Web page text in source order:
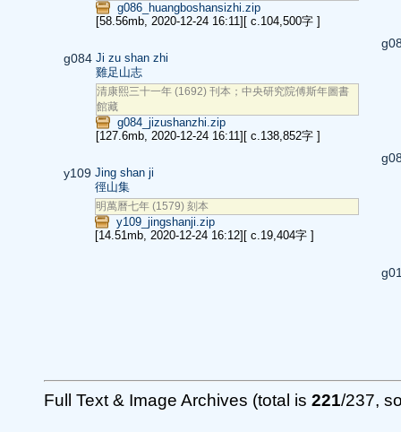
g086_huangboshansizhi.zip
[58.56mb, 2020-12-24 16:11] [ c.104,500字 ]
g084 Ji zu shan zhi
雞足山志
清康熙三十一年 (1692) 刊本；中央研究院傅斯年圖書
館藏
g084_jizushanzhi.zip
[127.6mb, 2020-12-24 16:11] [ c.138,852字 ]
y109 Jing shan ji
徑山集
明萬曆七年 (1579) 刻本
y109_jingshanji.zip
[14.51mb, 2020-12-24 16:12] [ c.19,404字 ]
Full Text & Image Archives (total is 221/237,